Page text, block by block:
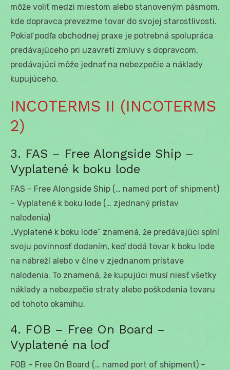
môže voliť medzi miestom alebo stanoveným pásmom,
kde dopravca prevezme tovar do svojej starostlivosti.
Pokiaľ podľa obchodnej praxe je potrebná spolupráca
predávajúceho pri uzavretí zmluvy s dopravcom,
predávajúci môže jednať na nebezpečie a náklady
kupujúceho.
INCOTERMS II (INCOTERMS
2)
3. FAS – Free Alongside Ship –
Vyplatené k boku lode
FAS – Free Alongside Ship (… named port of shipment)
– Vyplatené k boku lode (… zjednaný prístav
nalodenia)
„Vyplatené k boku lode“ znamená, že predávajúci splní
svoju povinnosť dodaním, keď dodá tovar k boku lode
na nábreží alebo v člne v zjednanom prístave
nalodenia. To znamená, že kupujúci musí niesť všetky
náklady a nebezpečie straty alebo poškodenia tovaru
od tohoto okamihu.
4. FOB – Free On Board –
Vyplatené na loď
FOB – Free On Board (… named port of shipment) –